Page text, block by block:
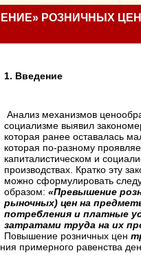
РОЗНИЧНЫХ
1. Введение
Анализ механизмов
социализме выявил
которая ранее оставалась
которая по-разному
капиталистическом и
производствах. Кратко эту
можно сформулировать
образом: «Превышение
рыночных) цен на
потребления и платные
затратами труда на их
Повышение розничных цен
примерного равенства